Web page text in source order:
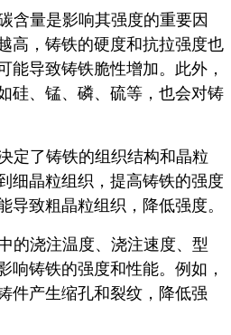
含量是影响其强度的重要因
高，铸铁的硬度和抗拉强度也
能导致铸铁脆性增加。此外，
硅、锰、磷、硫等，也会对铸
定了铸铁的组织结构和晶粒
细晶粒组织，提高铸铁的强度
导致粗晶粒组织，降低强度。
的浇注温度、浇注速度、型
响铸铁的强度和性能。例如，
件产生缩孔和裂纹，降低强